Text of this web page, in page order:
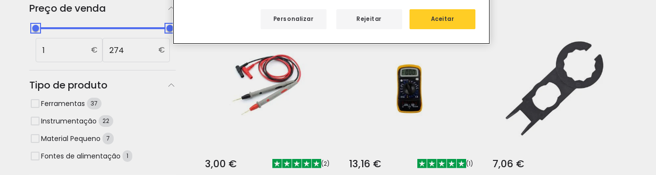
Preço de venda
€ €
Tipo de produto
Ferramentas 37
Instrumentação 22
Material Pequeno 7
Fontes de alimentação 1
3,00 € (2)
13,16 € (1)
7,06 €
Rejeitar Aceitar
Personalizar